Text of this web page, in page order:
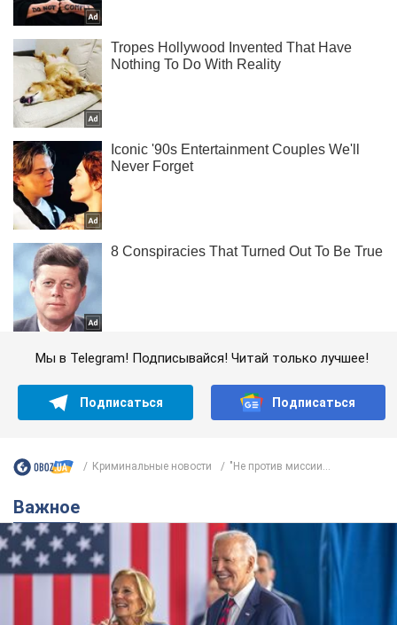
Мы в Telegram! Подписывайся! Читай только лучшее!
Подписаться Подписаться
Криминальные новости "Не против миссии...
Важное